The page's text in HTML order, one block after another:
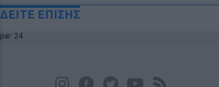
ΔΕΙΤΕ ΕΠΙΣΗΣ
par: 24